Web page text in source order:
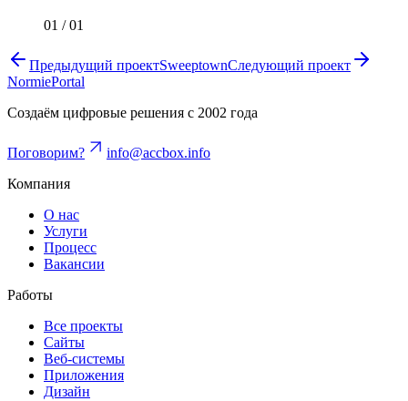
01 / 01
Предыдущий проектSweeptownСледующий проект
NormiePortal
Создаём цифровые решения с 2002 года
Поговорим?
info@accbox.info
Компания
О нас
Услуги
Процесс
Вакансии
Работы
Все проекты
Сайты
Веб-системы
Приложения
Дизайн